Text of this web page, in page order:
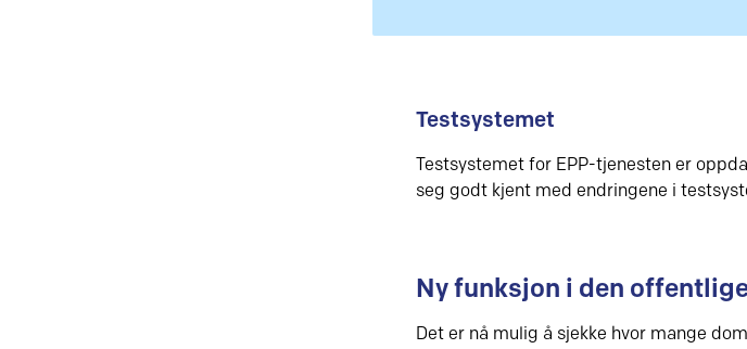
Testsystemet
Testsystemet for EPP-tjenesten er
seg godt kjent med endringene i
Ny funksjon i den
Det er nå mulig å sjekke hvor mange